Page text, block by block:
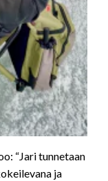
“Jari tunnetaan
ja